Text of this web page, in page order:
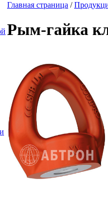
Главная страница /
Рым-гайка